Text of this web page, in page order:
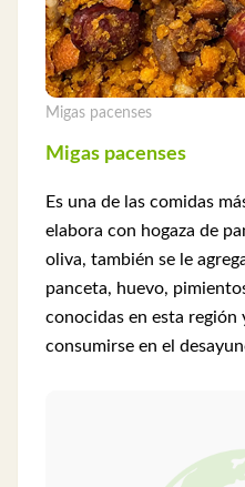
Migas pacenses
Migas pacenses
Es una de las comidas
elabora con hogaza de
oliva, también se le
panceta, huevo,
conocidas en esta región
consumirse en el